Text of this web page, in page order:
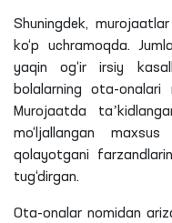
Shuningdek,
ko‘p uchramoqda.
yaqin og‘ir irsiy
bolalarning ota-
Murojaatda
mo‘ljallangan
qolayotgani
tug‘dirgan.
Ota-onalar nomidan